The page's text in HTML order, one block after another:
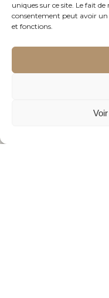
uniques sur ce site. Le fait
consentement peut avoir un
et fonctions.